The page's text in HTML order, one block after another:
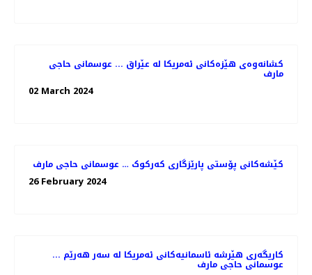
کشانەوەی هێزەکانی ئەمریکا لە عێراق ... عوسمانی حاجی
مارف
02 March 2024
کێشەکانی پۆستی پارێزگاری کەرکوک … عوسمانی حاجی مارف
26 February 2024
کاریگەری هێرشە ئاسمانیەکانی ئەمریکا لە سەر هەرێم ...
عوسمانی حاجی مارف